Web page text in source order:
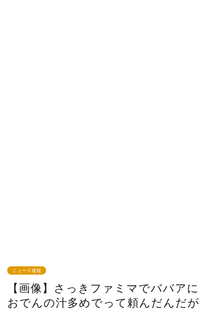
ニュース速報
【画像】さっきファミマでババアに
おでんの汁多めでって頼んだんだが